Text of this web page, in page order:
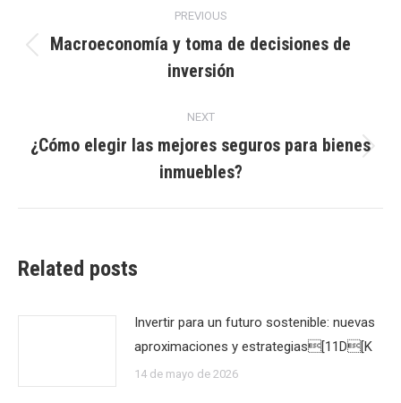
navigation
PREVIOUS
post:
Macroeconomía y toma de decisiones de
inversión
NEXT
post:
¿Cómo elegir las mejores seguros para bienes
inmuebles?
Related posts
Invertir para un futuro sostenible: nuevas
aproximaciones y estrategias[11D[K
14 de mayo de 2026